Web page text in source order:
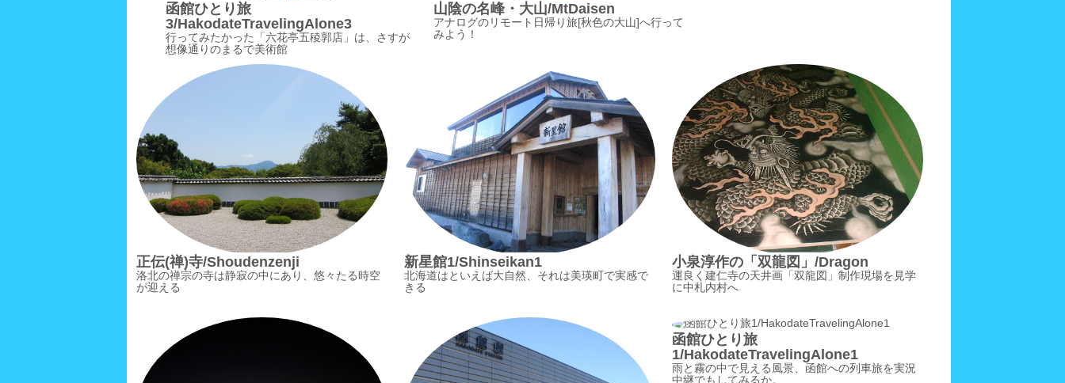
函館ひとり旅
3/HakodateTravelingAlone3
行ってみたかった「六花亭五稜郭店」は、さすが
想像通りのまるで美術館
山陰の名峰・大山/MtDaisen
アナログのリモート日帰り旅[秋色の大山]へ行って
みよう！
正伝(禅)寺/Shoudenzenji
洛北の禅宗の寺は静寂の中にあり、悠々たる時空
が迎える
新星館1/Shinseikan1
北海道はといえば大自然、それは美瑛町で実感で
きる
小泉淳作の「双龍図」/Dragon
運良く建仁寺の天井画「双龍図」制作現場を見学
に中札内村へ
函館ひとり旅
1/HakodateTravelingAlone1
雨と霧の中で見える風景、函館への列車旅を実況
中継でもしてみるか。